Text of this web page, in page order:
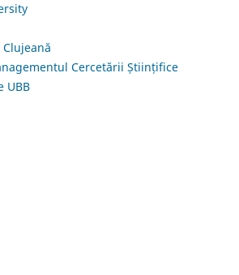
Cercetării Științifice
UBB